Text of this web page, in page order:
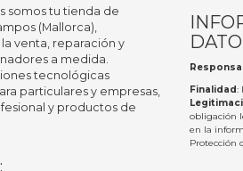
somos tu tienda de
(Mallorca),
venta, reparación y
a medida.
tecnológicas
particulares y empresas,
y productos de
Finalidad:
obligación
en la
Protección